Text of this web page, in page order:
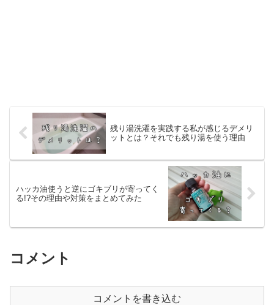
残り湯洗濯を実践する私が感じるデメリ
ットとは？それでも残り湯を使う理由
ハッカ油使うと逆にゴキブリが寄ってく
る!?その理由や対策をまとめてみた
コメント
コメントを書き込む